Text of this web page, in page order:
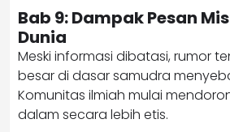
Bab 9: Dampak Pesan
Dunia
Meski informasi dibatasi, rumor
besar di dasar samudra
Komunitas ilmiah mulai
dalam secara lebih etis.